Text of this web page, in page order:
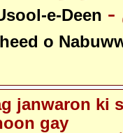
e-Deen
o
janwaron ki
gay